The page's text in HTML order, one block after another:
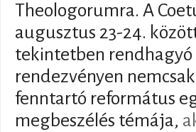
Theologorumra. A
augusztus 23-24.
tekintetben rendhagyó
rendezvényen
fenntartó református
megbeszélés témája,